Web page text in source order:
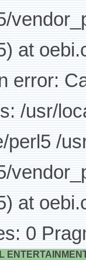
at
error:
/usr/
perl5 /
at
0